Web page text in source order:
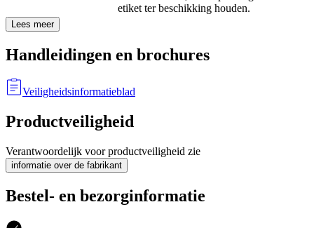
etiket ter beschikking houden.
Lees meer
Handleidingen en brochures
Veiligheidsinformatieblad
Productveiligheid
Verantwoordelijk voor productveiligheid zie
informatie over de fabrikant
Bestel- en bezorginformatie